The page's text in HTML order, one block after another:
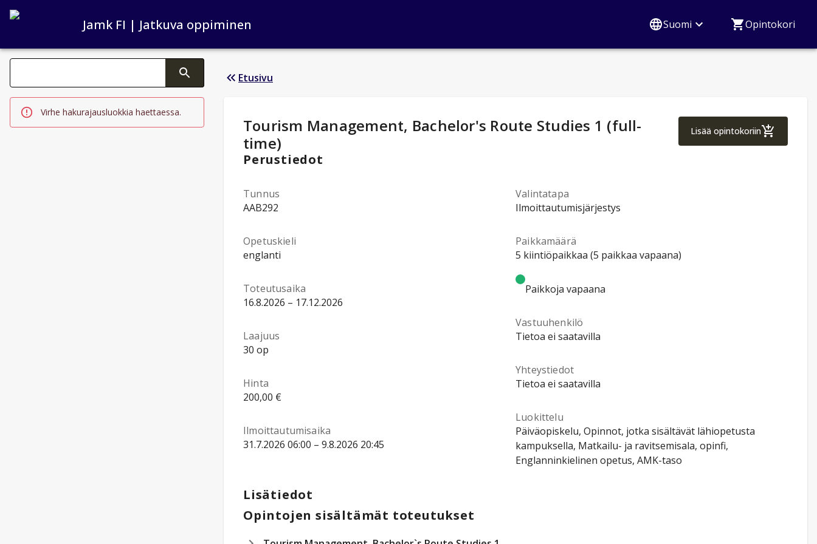
Jamk FI | Jatkuva oppiminen Suomi Opintokori
Haku kategoriat
Tekstin muutos aktivoi hakutoiminnon
Virhe hakurajausluokkia haettaessa.
Etusivu
Opintotiedot:
Tourism Management, Bachelor's Route Studies 1 (full-
time)
Lisää opintokoriin
Tourism
Perustiedot
Tunnus
AAB292
Opetuskieli
englanti
Toteutusaika
16.8.2026 – 17.12.2026
Laajuus
30 op
Hinta
200,00 €
Ilmoittautumisaika
31.7.2026 06:00 – 9.8.2026 20:45
Valintatapa
Ilmoittautumisjärjestys
Paikkamäärä
5 kiintiöpaikkaa (5 paikkaa vapaana)
Paikkoja vapaana
Vastuuhenkilö
Tietoa ei saatavilla
Yhteystiedot
Tietoa ei saatavilla
Luokittelu
Päiväopiskelu, Opinnot, jotka sisältävät lähiopetusta
kampuksella, Matkailu- ja ravitsemisala, opinfi,
Englanninkielinen opetus, AMK-taso
Lisätiedot
Opintojen sisältämät toteutukset